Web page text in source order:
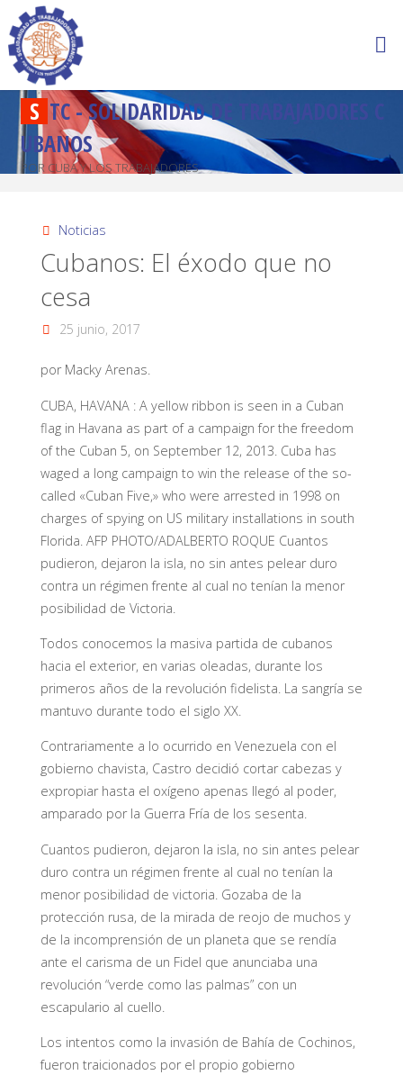
S TC-SOLIDARIDADD R A BAJADORES C
U BANOS
POR CUBA Y LOS TRABAJADORES
Noticias
Cubanos: El éxodo que no
cesa
25 junio, 2017
por Macky Arenas.
CUBA, HAVANA : A yellow ribbon is seen in a Cuban
flag in Havana as part of a campaign for the freedom
of the Cuban 5, on September 12, 2013. Cuba has
waged a long campaign to win the release of the so-
called «Cuban Five,» who were arrested in 1998 on
charges of spying on US military installations in south
Florida. AFP PHOTO/ADALBERTO ROQUE Cuantos
pudieron, dejaron la isla, no sin antes pelear duro
contra un régimen frente al cual no tenían la menor
posibilidad de Victoria.
Todos conocemos la masiva partida de cubanos
hacia el exterior, en varias oleadas, durante los
primeros años de la revolución fidelista. La sangría se
mantuvo durante todo el siglo XX.
Contrariamente a lo ocurrido en Venezuela con el
gobierno chavista, Castro decidió cortar cabezas y
expropiar hasta el oxígeno apenas llegó al poder,
amparado por la Guerra Fría de los sesenta.
Cuantos pudieron, dejaron la isla, no sin antes pelear
duro contra un régimen frente al cual no tenían la
menor posibilidad de victoria. Gozaba de la
protección rusa, de la mirada de reojo de muchos y
de la incomprensión de un planeta que se rendía
ante el carisma de un Fidel que anunciaba una
revolución “verde como las palmas” con un
escapulario al cuello.
Los intentos como la invasión de Bahía de Cochinos,
fueron traicionados por el propio gobierno